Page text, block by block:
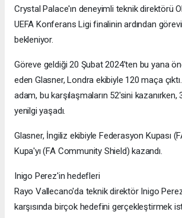
Crystal Palace'ın deneyimli teknik direktörü
UEFA Konferans Ligi finalinin ardından
bekleniyor.
Göreve geldiği 20 Şubat 2024'ten bu yana
eden Glasner, Londra ekibiyle 120 maça
adam, bu karşılaşmaların 52'sini
yenilgi yaşadı.
Glasner, İngiliz ekibiyle Federasyon Kupası
Kupa'yı (FA Community Shield) kazandı.
Inigo Perez'in hedefleri
Rayo Vallecano'da teknik direktör Inigo
karşısında birçok hedefini gerçekleştirmek